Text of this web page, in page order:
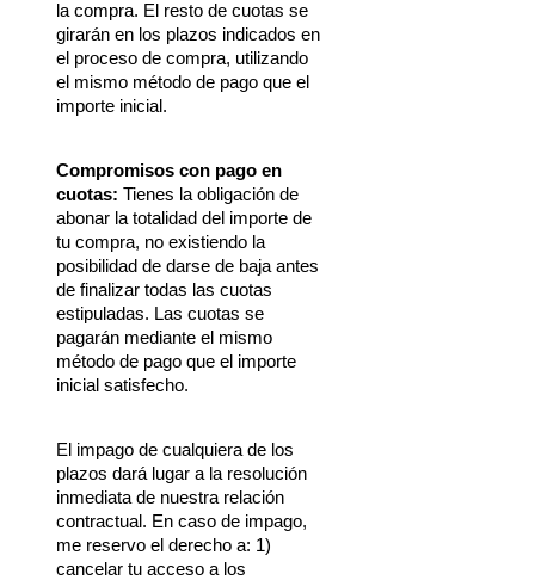
la compra. El resto de cuotas se
girarán en los plazos indicados en
el proceso de compra, utilizando
el mismo método de pago que el
importe inicial.
Compromisos con pago en
cuotas: Tienes la obligación de
abonar la totalidad del importe de
tu compra, no existiendo la
posibilidad de darse de baja antes
de finalizar todas las cuotas
estipuladas. Las cuotas se
pagarán mediante el mismo
método de pago que el importe
inicial satisfecho.
El impago de cualquiera de los
plazos dará lugar a la resolución
inmediata de nuestra relación
contractual. En caso de impago,
me reservo el derecho a: 1)
cancelar tu acceso a los